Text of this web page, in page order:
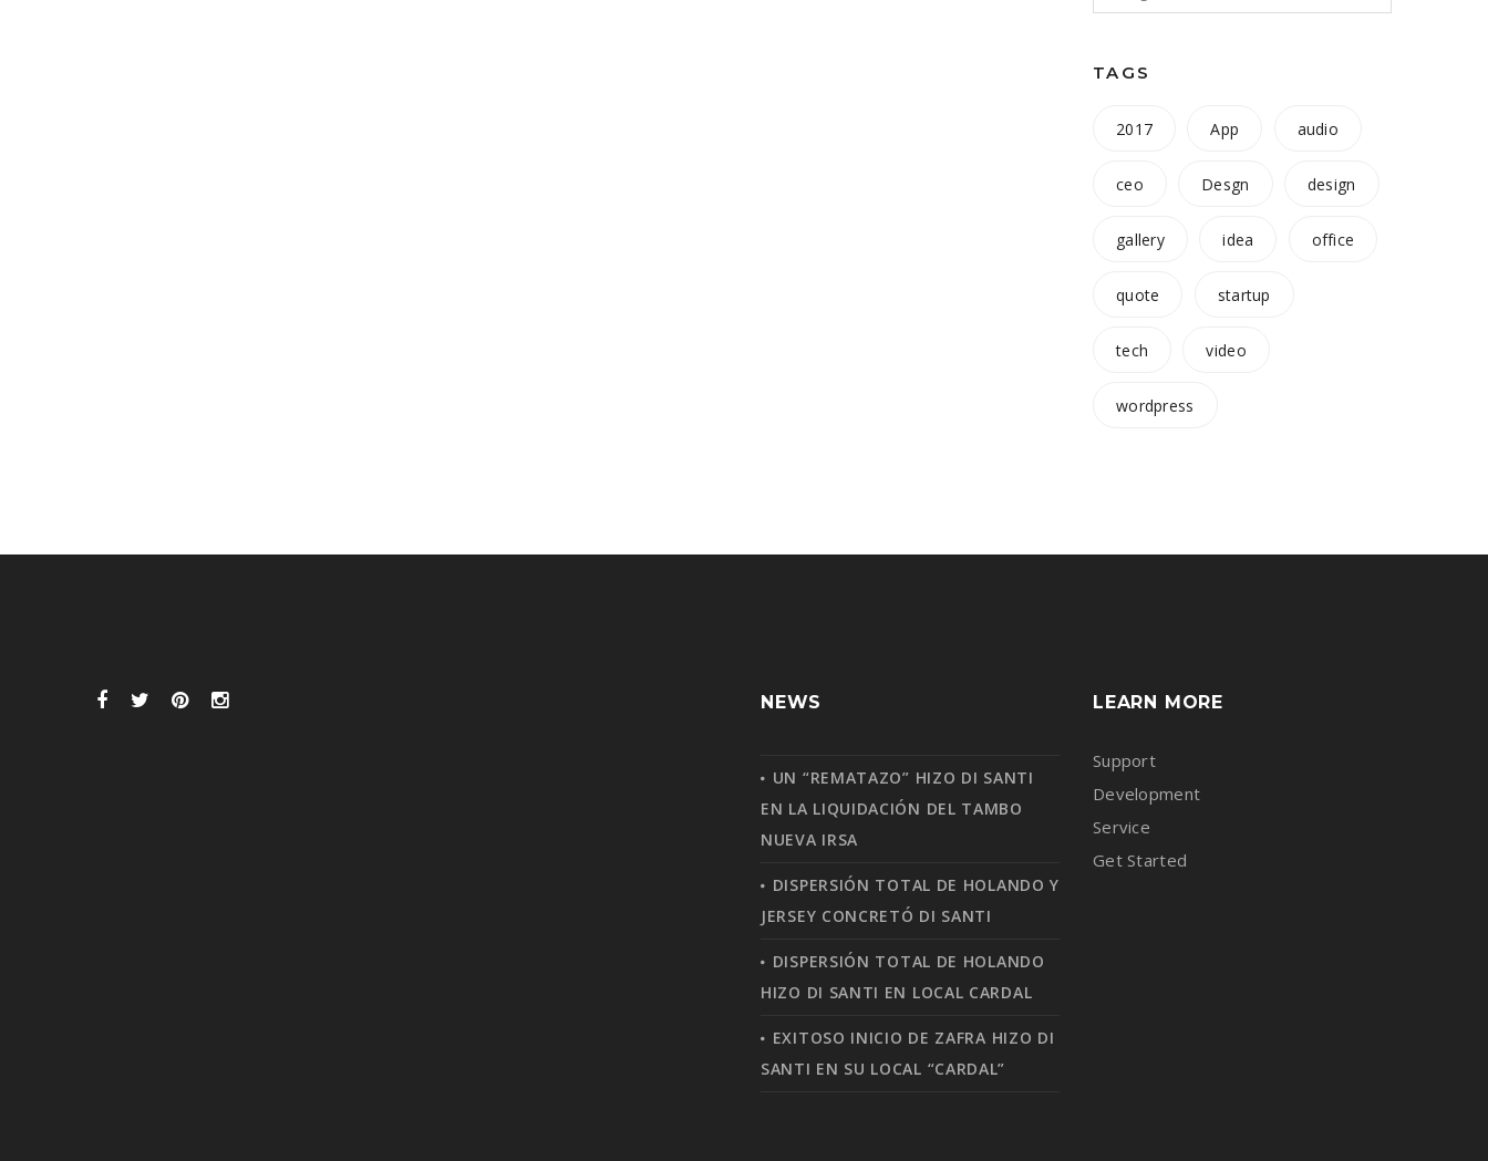
TAGS
2017 App audio
ceo Desgn design
gallery idea office
quote startup
tech video
wordpress
NEWS
UN “REMATAZO” HIZO DI SANTI
EN LA LIQUIDACIÓN DEL TAMBO
NUEVA IRSA
DISPERSIÓN TOTAL DE HOLANDO Y
JERSEY CONCRETÓ DI SANTI
DISPERSIÓN TOTAL DE HOLANDO
HIZO DI SANTI EN LOCAL CARDAL
EXITOSO INICIO DE ZAFRA HIZO DI
SANTI EN SU LOCAL “CARDAL”
LEARN MORE
Support
Development
Service
Get Started